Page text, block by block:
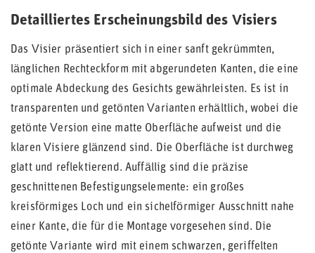
Detailliertes Erscheinungsbild des Visiers
Das Visier präsentiert sich in einer sanft gekrümmten,
länglichen Rechteckform mit abgerundeten Kanten, die eine
optimale Abdeckung des Gesichts gewährleisten. Es ist in
transparenten und getönten Varianten erhältlich, wobei die
getönte Version eine matte Oberfläche aufweist und die
klaren Visiere glänzend sind. Die Oberfläche ist durchweg
glatt und reflektierend. Auffällig sind die präzise
geschnittenen Befestigungselemente: ein großes
kreisförmiges Loch und ein sichelförmiger Ausschnitt nahe
einer Kante, die für die Montage vorgesehen sind. Die
getönte Variante wird mit einem schwarzen, geriffelten